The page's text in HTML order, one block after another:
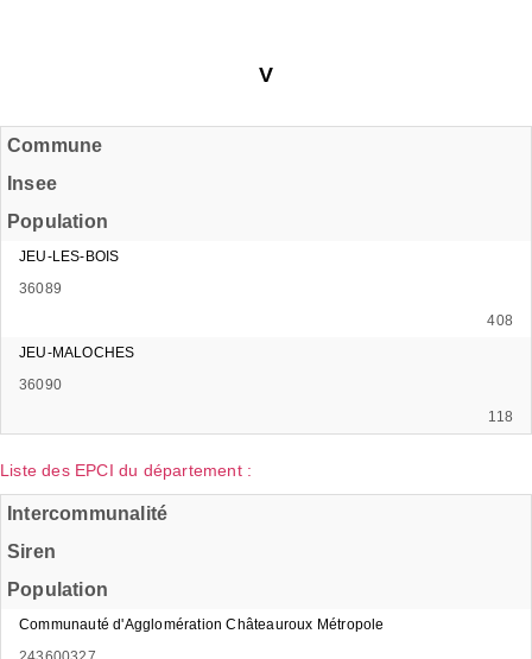
V
Commune
Insee
Population
JEU-LES-BOIS
36089
408
JEU-MALOCHES
36090
118
Liste des EPCI du département :
Intercommunalité
Siren
Population
Communauté d'Agglomération Châteauroux Métropole